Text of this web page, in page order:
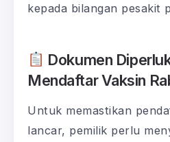
kepada bilangan pesakit
Dokumen
Mendaftar Vaksin
Untuk memastikan
lancar, pemilik perlu